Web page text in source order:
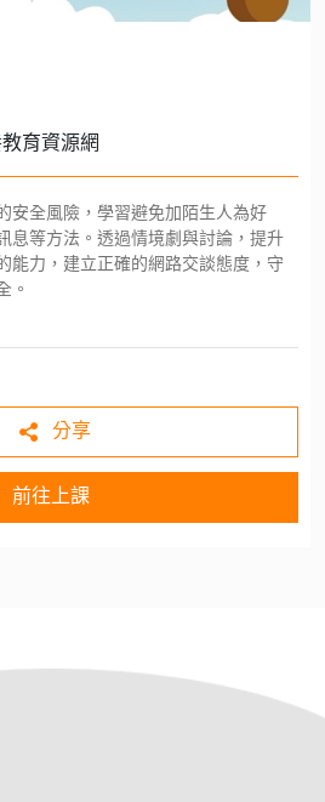
育資源網
安全風險，學習避免加陌生人為好
息等方法。透過情境劇與討論，提升
能力，建立正確的網路交談態度，守
。
分享
前往上課